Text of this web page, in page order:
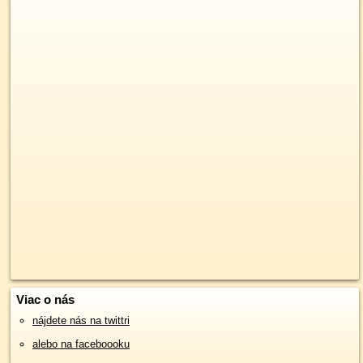
Viac o nás
nájdete nás na twittri
alebo na faceboooku